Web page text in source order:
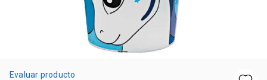
Evaluar producto